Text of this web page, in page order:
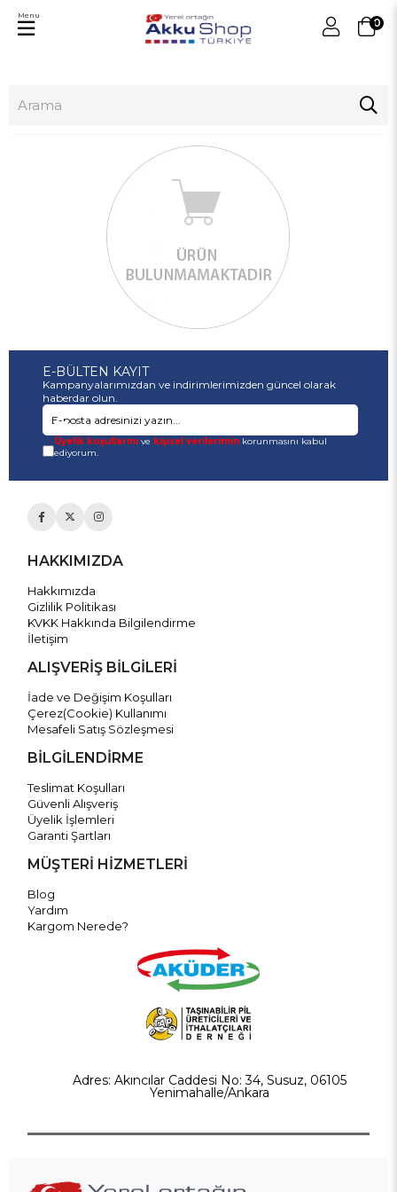
0
Menu
E-BÜLTEN KAYIT
Kampanyalarımızdan ve indirimlerimizden güncel olarak
haberdar olun.
Üyelik koşullarınıve kişisel verileriminkorunmasını kabul
ediyorum.
HAKKIMIZDA
Hakkımızda
Gizlilik Politikası
KVKK Hakkında Bilgilendirme
İletişim
ALIŞVERİŞ BİLGİLERİ
İade ve Değişim Koşulları
Çerez(Cookie) Kullanımı
Mesafeli Satış Sözleşmesi
BİLGİLENDİRME
Teslimat Koşulları
Güvenli Alışveriş
Üyelik İşlemleri
Garanti Şartları
MÜŞTERİ HİZMETLERİ
Blog
Yardım
Kargom Nerede?
Adres: Akıncılar Caddesi No: 34, Susuz, 06105
Yenimahalle/Ankara